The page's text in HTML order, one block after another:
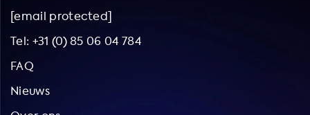
[email protected]
Tel: +31 (0) 85 06 04 784
FAQ
Nieuws